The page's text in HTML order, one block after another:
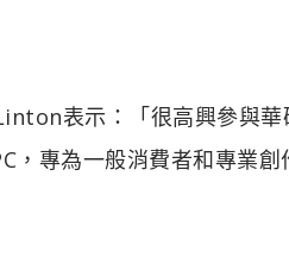
表示：「很高興參與
，專為一般消費者和專業